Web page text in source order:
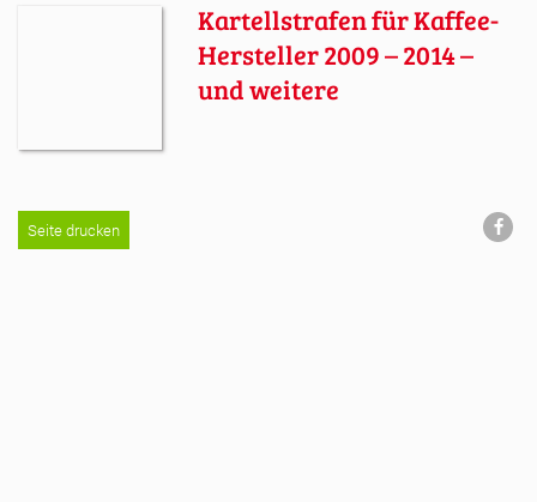
Kartellstrafen für Kaffee-
Hersteller 2009 – 2014 –
und weitere
Seite drucken